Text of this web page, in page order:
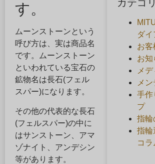
す。
ムーンストーンという
呼び方は、実は商品名
です。ムーンストーン
といわれている宝石の
鉱物名は長石(フェル
スパー)になります。
その他の代表的な長石
(フェルスパー)の中に
はサンストーン、アマ
ゾナイト、アンデシン
等があります。
カテゴ
ダイ
お客
お知
メ
メ
手作
プ
指輪
指輪
コラ